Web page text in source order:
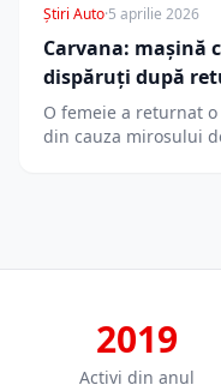
Știri Auto·5 aprilie 2026
Carvana: mașină
dispăruți după
O femeie a returnat
din cauza mirosului
2019
Activi din anul